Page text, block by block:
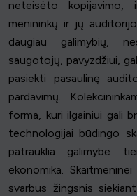
neteisėto
menininkų ir jų
daugiau galimybių,
saugotojų, pavyzdžiui,
pasiekti pasaulinę
pardavimų.
forma, kuri ilgainiui gali
technologijai būdingo
patrauklia galimybe
ekonomika.
svarbus žingsnis